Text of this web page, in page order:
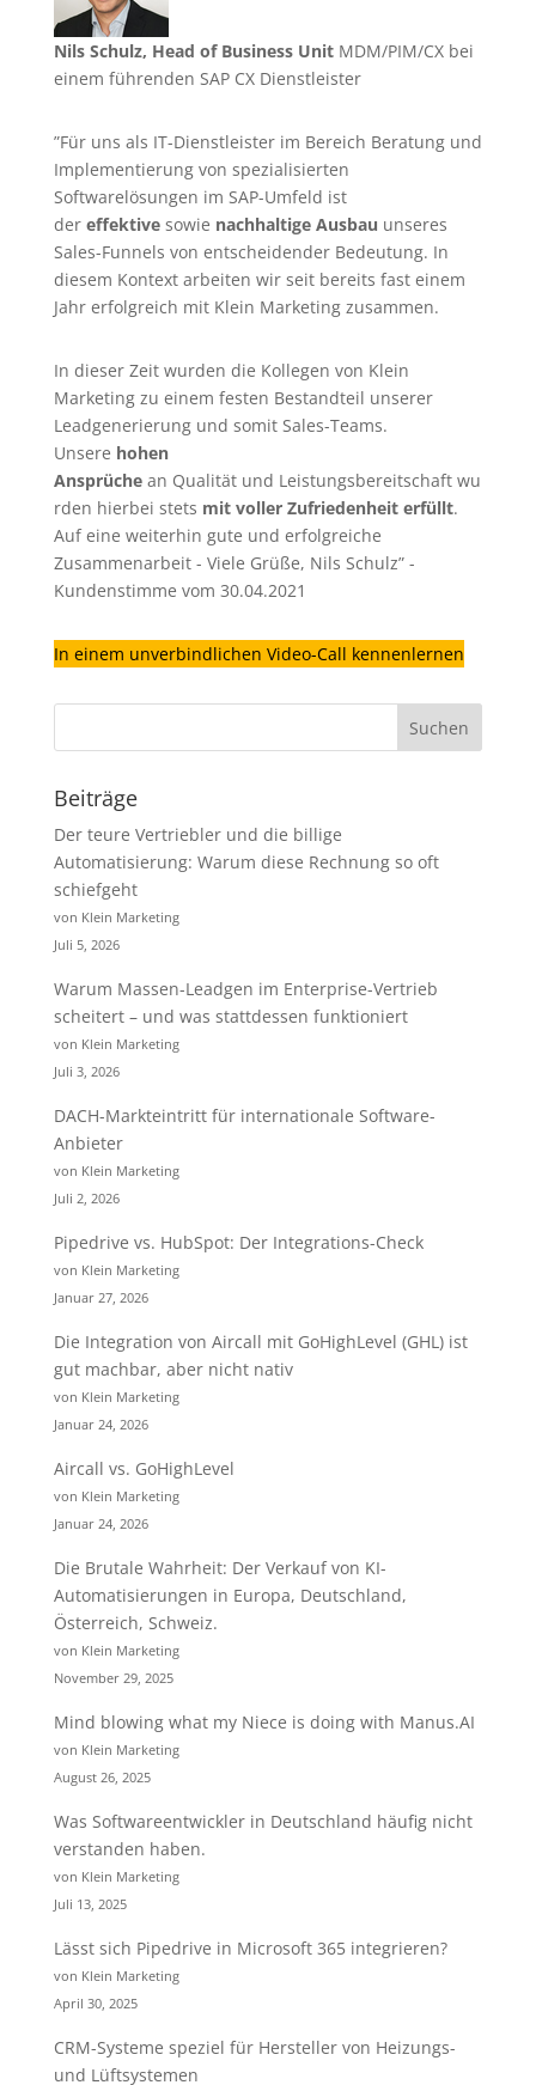
Nils Schulz, Head of Business UnitMDM/PIM/CX bei
einem führenden SAP CX Dienstleister
”Für uns als IT-Dienstleister im Bereich Beratung und
Implementierung von spezialisierten
Softwarelösungen im SAP-Umfeld ist
der effektive sowie nachhaltige Ausbau unseres
Sales-Funnels von entscheidender Bedeutung. In
diesem Kontext arbeiten wir seit bereits fast einem
Jahr erfolgreich mit Klein Marketing zusammen.
In dieser Zeit wurden die Kollegen von Klein
Marketing zu einem festen Bestandteil unserer
Leadgenerierungund somit Sales-Teams.
Unsere hohen
Ansprüchean Qualität und Leistungsbereitschaft wu
rden hierbei stets mit voller Zufriedenheit erfüllt.
Auf eine weiterhin gute und erfolgreiche
Zusammenarbeit - Viele Grüße, Nils Schulz” -
Kundenstimme vom 30.04.2021
In einem unverbindlichen Video-Call kennenlernen
Beiträge
Der teure Vertriebler und die billige
Automatisierung: Warum diese Rechnung so oft
schiefgeht
von Klein Marketing
Juli 5, 2026
Warum Massen-Leadgen im Enterprise-Vertrieb
scheitert – und was stattdessen funktioniert
von Klein Marketing
Juli 3, 2026
DACH-Markteintritt für internationale Software-
Anbieter
von Klein Marketing
Juli 2, 2026
Pipedrive vs. HubSpot: Der Integrations-Check
von Klein Marketing
Januar 27, 2026
Die Integration von Aircall mit GoHighLevel (GHL) ist
gut machbar, aber nicht nativ
von Klein Marketing
Januar 24, 2026
Aircall vs. GoHighLevel
von Klein Marketing
Januar 24, 2026
Die Brutale Wahrheit: Der Verkauf von KI-
Automatisierungen in Europa, Deutschland,
Österreich, Schweiz.
von Klein Marketing
November 29, 2025
Mind blowing what my Niece is doing with Manus.AI
von Klein Marketing
August 26, 2025
Was Softwareentwickler in Deutschland häufig nicht
verstanden haben.
von Klein Marketing
Juli 13, 2025
Lässt sich Pipedrive in Microsoft 365 integrieren?
von Klein Marketing
April 30, 2025
CRM-Systeme speziel für Hersteller von Heizungs-
und Lüftsystemen